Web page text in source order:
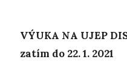
VÝUKA NA UJEP
zatím do 22. 1. 2021